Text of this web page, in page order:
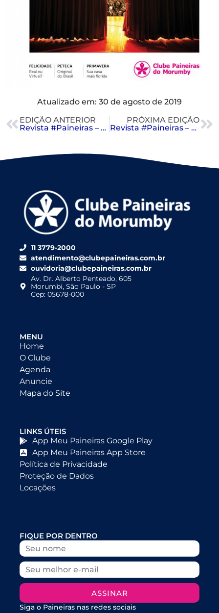
Atualizado em: 30 de agosto de 2019
EDIÇÃO ANTERIOR
Revista #Paineiras – Agosto 2019
PRÓXIMA EDIÇÃO
Revista #Paineiras – Outubro
11 3779-2000
atendimento@clubepaineiras.com.br
ouvidoria@clubepaineiras.com.br
Av. Dr. Alberto Penteado, 605
Morumbi, São Paulo - SP
Cep: 05678-000
MENU
Home
O Clube
Agenda
Anuncie
Mapa do Site
LINKS ÚTEIS
App Meu Paineiras Google Play
App Meu Paineiras App Store
Política de Privacidade
Proteção de Dados
Locações
FIQUE POR DENTRO
ASSINAR
Siga o Paineiras nas redes sociais